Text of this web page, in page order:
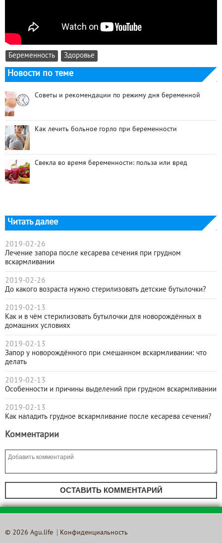
Беременность Здоровье
Новости по теме
Советы и рекомендации по режиму дня беременной
Как лечить больное горло при беременности
Свекла во время беременности: польза или вред
Читать далее
2019-02-26
Лечение запора после кесарева сечения при грудном
вскармливании
2019-02-26
До какого возраста нужно стерилизовать детские бутылочки?
2019-02-13
Как и в чём стерилизовать бутылочки для новорождённых в
домашних условиях
2019-02-13
Запор у новорождённого при смешанном вскармливании: что
делать
2019-02-13
Особенности и причины выделений при грудном вскармливании
2019-02-13
Как наладить грудное вскармливание после кесарева сечения?
Комментарии
ОСТАВИТЬ КОММЕНТАРИЙ
© 2026 Agu.life Конфиденциальность